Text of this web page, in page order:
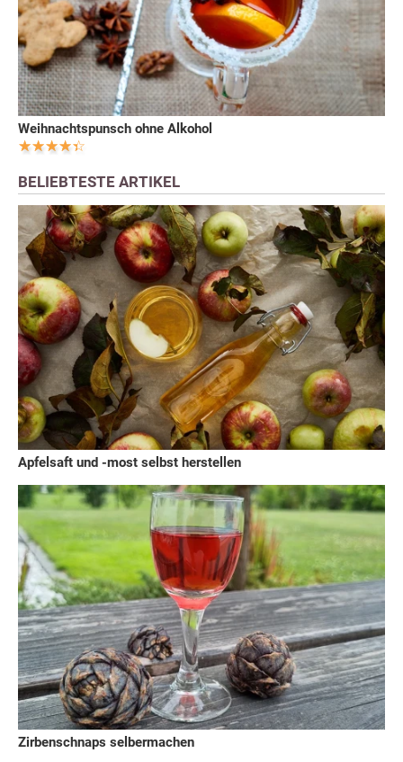
Weihnachtspunsch ohne Alkohol
BELIEBTESTE ARTIKEL
Apfelsaft und -most selbst herstellen
Zirbenschnaps selbermachen